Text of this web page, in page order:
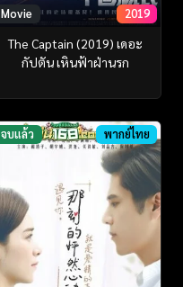
Movie 2019
The Captain (2019) เดอะ
กัปตัน เหินฟ้าฝ่านรก
จบแล้ว พากย์ไทย